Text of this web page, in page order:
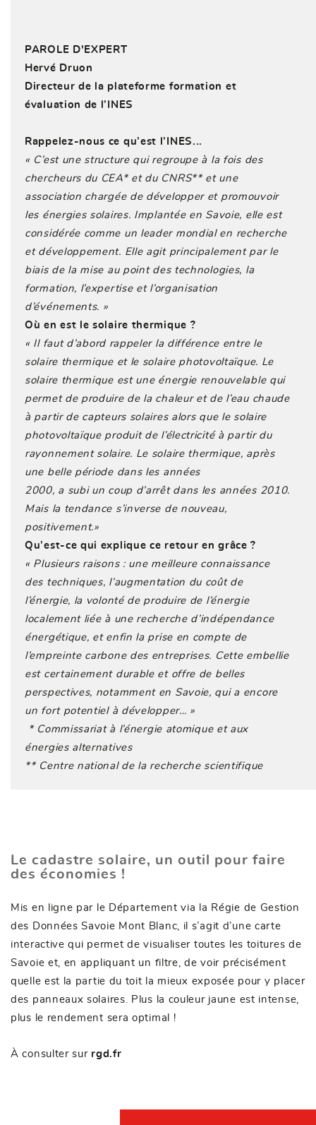
PAROLE D'EXPERT
Hervé Druon
Directeur de la plateforme formation et
évaluation de l’INES
Rappelez-nous ce qu’est l’INES...
« C’est une structure qui regroupe à la fois des
chercheurs du CEA* et du CNRS** et une
association chargée de développer et promouvoir
les énergies solaires. Implantée en Savoie, elle est
considérée comme un leader mondial en recherche
et développement. Elle agit principalement par le
biais de la mise au point des technologies, la
formation, l’expertise et l’organisation
d’événements. »
Où en est le solaire thermique ?
« Il faut d’abord rappeler la différence entre le
solaire thermique et le solaire photovoltaïque. Le
solaire thermique est une énergie renouvelable qui
permet de produire de la chaleur et de l’eau chaude
à partir de capteurs solaires alors que le solaire
photovoltaïque produit de l’électricité à partir du
rayonnement solaire. Le solaire thermique, après
une belle période dans les années
2000, a subi un coup d’arrêt dans les années 2010.
Mais la tendance s’inverse de nouveau,
positivement.»
Qu’est-ce qui explique ce retour en grâce ?
« Plusieurs raisons : une meilleure connaissance
des techniques, l’augmentation du coût de
l’énergie, la volonté de produire de l’énergie
localement liée à une recherche d’indépendance
énergétique, et enfin la prise en compte de
l’empreinte carbone des entreprises. Cette embellie
est certainement durable et offre de belles
perspectives, notamment en Savoie, qui a encore
un fort potentiel à développer… »
* Commissariat à l’énergie atomique et aux
énergies alternatives
** Centre national de la recherche scientifique
Le cadastre solaire, un outil pour faire
des économies !
Mis en ligne par le Département via la Régie de Gestion
des Données Savoie Mont Blanc, il s’agit d’une carte
interactive qui permet de visualiser toutes les toitures de
Savoie et, en appliquant un filtre, de voir précisément
quelle est la partie du toit la mieux exposée pour y placer
des panneaux solaires. Plus la couleur jaune est intense,
plus le rendement sera optimal !
À consulter sur rgd.fr